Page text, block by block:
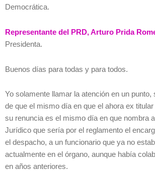
Democrática.
Representante del PRD, Arturo Prida
Presidenta.
Buenos días para todas y para todos.
Yo solamente llamar la atención en un punto,
de que el mismo día en que el ahora ex
su renuncia es el mismo día en que nombra
Jurídico que sería por el reglamento el
el despacho, a un funcionario que ya no
actualmente en el órgano, aunque había
en años anteriores.